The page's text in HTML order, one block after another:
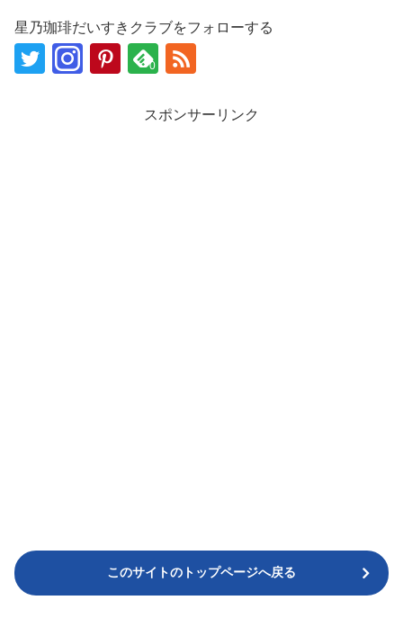
星乃珈琲だいすきクラブをフォローする
0
スポンサーリンク
このサイトのトップページへ戻る